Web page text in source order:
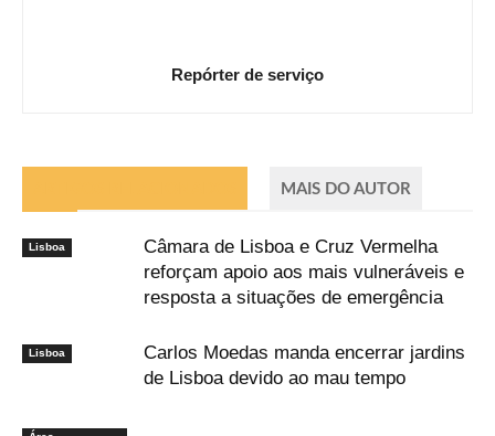
Repórter de serviço
MAIS DO AUTOR
Lisboa
Câmara de Lisboa e Cruz Vermelha
reforçam apoio aos mais vulneráveis e
resposta a situações de emergência
Lisboa
Carlos Moedas manda encerrar jardins
de Lisboa devido ao mau tempo